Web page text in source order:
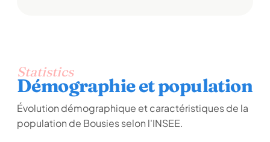
Statistics
Démographie et population
Évolution démographique et caractéristiques de la
population de Bousies selon l'INSEE.